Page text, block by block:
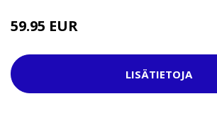
59.95 EUR
LISÄTIETOJA